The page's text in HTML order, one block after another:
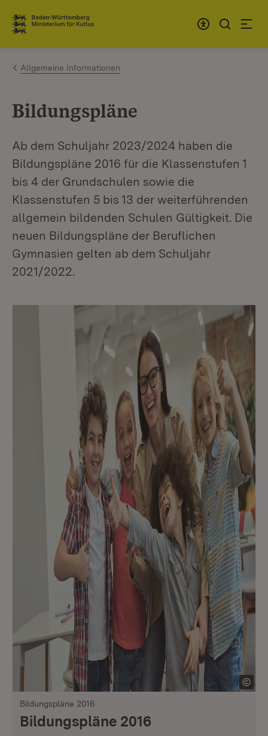
Zum Inhalt springen
Link zur Startseite
Allgemeine Informationen
Bildungspläne
Ab dem Schuljahr 2023/2024 haben die
Bildungspläne 2016 für die Klassenstufen 1
bis 4 der Grundschulen sowie die
Klassenstufen 5 bis 13 der weiterführenden
allgemein bildenden Schulen Gültigkeit. Die
neuen Bildungspläne der Beruflichen
Gymnasien gelten ab dem Schuljahr
2021/2022.
Bildungspläne 2016
Bildungspläne 2016